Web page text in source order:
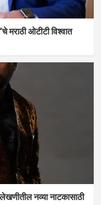
मराठी ओटीटी विश्वात
नव्या नाटकासाठी